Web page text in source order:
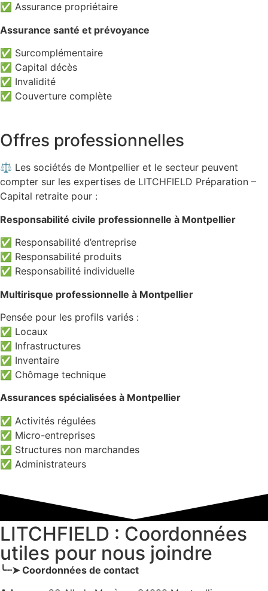
✅ Assurance propriétaire
Assurance santé et prévoyance
✅ Surcomplémentaire
✅ Capital décès
✅ Invalidité
✅ Couverture complète
Offres professionnelles
⚖️ Les sociétés de Montpellier et le secteur peuvent
compter sur les expertises de LITCHFIELD Préparation –
Capital retraite pour :
Responsabilité civile professionnelle à Montpellier
✅ Responsabilité d’entreprise
✅ Responsabilité produits
✅ Responsabilité individuelle
Multirisque professionnelle à Montpellier
Pensée pour les profils variés :
✅ Locaux
✅ Infrastructures
✅ Inventaire
✅ Chômage technique
Assurances spécialisées à Montpellier
✅ Activités régulées
✅ Micro-entreprises
✅ Structures non marchandes
✅ Administrateurs
LITCHFIELD : Coordonnées
utiles pour nous joindre
╰┈➤ Coordonnées de contact